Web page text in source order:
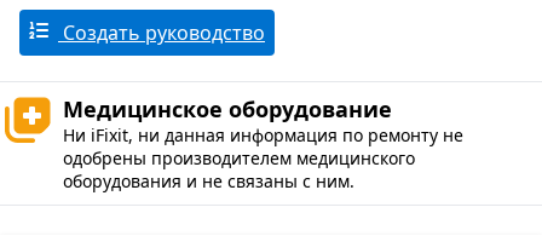
Создать руководство
Медицинское оборудование
Ни iFixit, ни данная информация по ремонту не
одобрены производителем медицинского
оборудования и не связаны с ним.